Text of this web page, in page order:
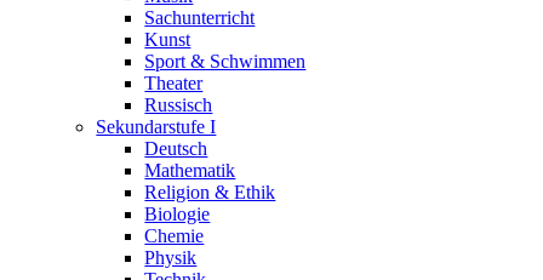
Sachunterricht
Kunst
Sport & Schwimmen
Theater
Russisch
Sekundarstufe I
Deutsch
Mathematik
Religion & Ethik
Biologie
Chemie
Physik